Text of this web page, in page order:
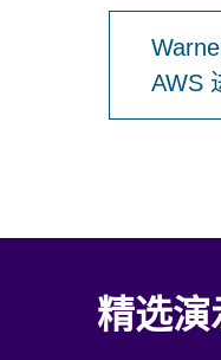
AWS
精选